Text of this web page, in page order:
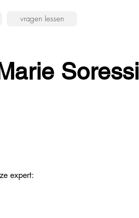
vragen lessen
Soressi
expert: